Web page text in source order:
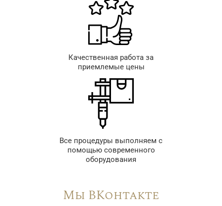
Качественная работа за
приемлемые цены
Все процедуры выполняем с
помощью современного
оборудования
Мы ВКонтакте